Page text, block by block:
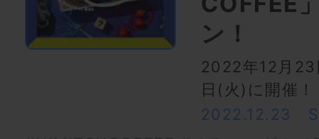
ン！
2022年12月
日(火)に開催！
2022.12.23